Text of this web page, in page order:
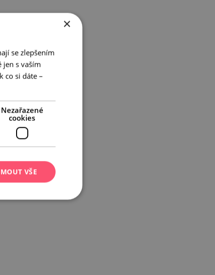
×
se zlepšením
jen s vaším
co si dáte –
Nezařazené
cookies
VŠE